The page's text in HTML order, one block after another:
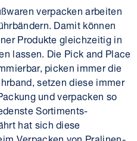
verpacken arbeiten
Damit können
Produkte gleichzeitig in
lassen. Die Pick and Place
picken immer die
setzen diese immer
und verpacken so
Sortiments­
hat sich diese